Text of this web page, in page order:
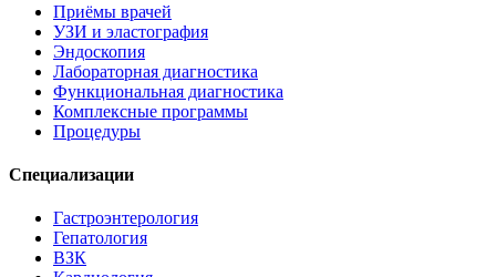
Приёмы врачей
УЗИ и эластография
Эндоскопия
Лабораторная диагностика
Функциональная диагностика
Комплексные программы
Процедуры
Специализации
Гастроэнтерология
Гепатология
ВЗК